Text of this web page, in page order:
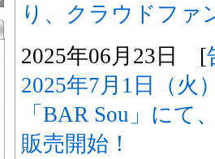
り、クラウドファ
2025年06月23日 [
2025年7月1日（火
「BAR Sou」に
販売開始！